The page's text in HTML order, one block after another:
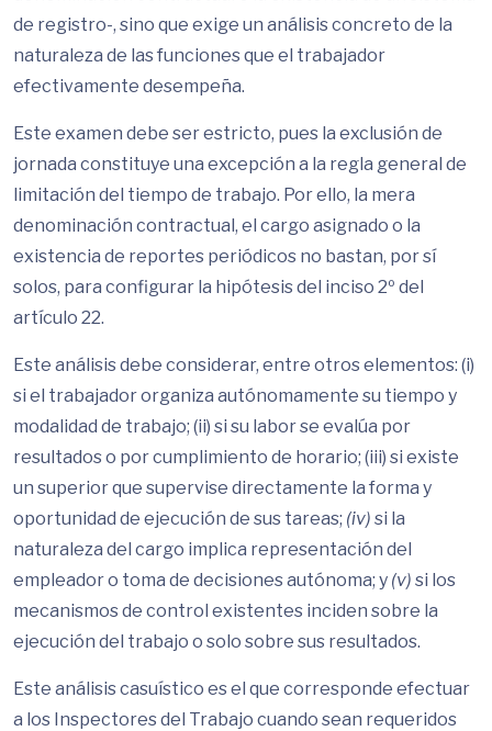
de registro-, sino que exige un análisis concreto de la
naturaleza de las funciones que el trabajador
efectivamente desempeña.
Este examen debe ser estricto, pues la exclusión de
jornada constituye una excepción a la regla general de
limitación del tiempo de trabajo. Por ello, la mera
denominación contractual, el cargo asignado o la
existencia de reportes periódicos no bastan, por sí
solos, para configurar la hipótesis del inciso 2º del
artículo 22.
Este análisis debe considerar, entre otros elementos: (i)
si el trabajador organiza autónomamente su tiempo y
modalidad de trabajo; (ii) si su labor se evalúa por
resultados o por cumplimiento de horario; (iii) si existe
un superior que supervise directamente la forma y
oportunidad de ejecución de sus tareas; (iv) si la
naturaleza del cargo implica representación del
empleador o toma de decisiones autónoma; y (v) si los
mecanismos de control existentes inciden sobre la
ejecución del trabajo o solo sobre sus resultados.
Este análisis casuístico es el que corresponde efectuar
a los Inspectores del Trabajo cuando sean requeridos